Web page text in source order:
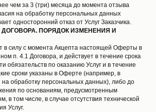
чем за 3 (три) месяца до момента отзыва
на обработку персональных данных
односторонний отказ от Услуг Заказчика.
ПОРЯДОК ИЗМЕНЕНИЯ И
в силу с момента Акцепта настоящей Оферты в
п. 4.1 Договора, и действует в течение срока
обязательств по оказанию Услуг и в течение
сроки указаны в Оферте (например, в
обработку персональных данных), либо до
по основаниям, предусмотренным
в том числе, в случае отсутствия технической
Услуг.